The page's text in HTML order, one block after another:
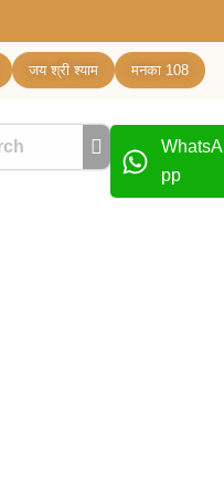
जय श्री श्याम मनका 108
WhatsA
pp